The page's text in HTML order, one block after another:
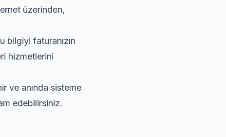
üzerinden,
bilgiyi faturanızın
hizmetlerini
ve anında sisteme
edebilirsiniz.